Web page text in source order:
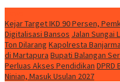
Kejar Target IKD 90 Persen,
Digitalisasi Bansos Jalan Sungai
Ton Dilarang Kapolresta
di Martapura Bupati Balangan
Perluas Akses Pendidikan DPRD
Ninian, Masuk Usulan 2027